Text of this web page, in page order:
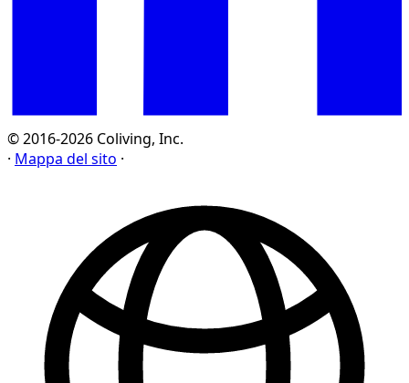
© 2016-2026 Coliving, Inc.
· Mappa del sito ·